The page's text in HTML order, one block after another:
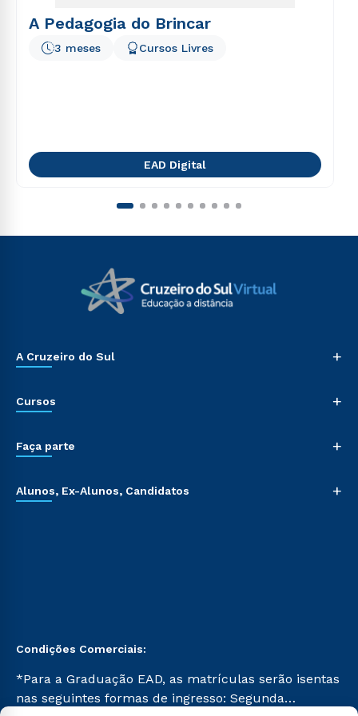
A Pedagogia do Brincar
3 meses Cursos Livres
EAD Digital
A Cruzeiro do Sul +
Cursos +
Faça parte +
Alunos, Ex-Alunos, Candidatos +
Condições Comerciais:
*Para a Graduação EAD, as matrículas serão isentas
nas seguintes formas de ingresso: Segunda